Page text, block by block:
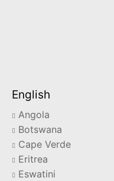
English
Angola
Botswana
Cape Verde
Eritrea
Eswatini